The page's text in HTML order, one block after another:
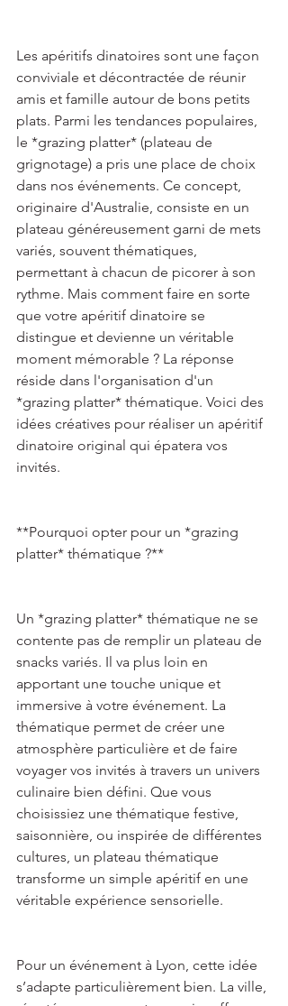
Les apéritifs dinatoires sont une façon
conviviale et décontractée de réunir
amis et famille autour de bons petits
plats. Parmi les tendances populaires,
le *grazing platter* (plateau de
grignotage) a pris une place de choix
dans nos événements. Ce concept,
originaire d'Australie, consiste en un
plateau généreusement garni de mets
variés, souvent thématiques,
permettant à chacun de picorer à son
rythme. Mais comment faire en sorte
que votre apéritif dinatoire se
distingue et devienne un véritable
moment mémorable ? La réponse
réside dans l'organisation d'un
*grazing platter* thématique. Voici des
idées créatives pour réaliser un apéritif
dinatoire original qui épatera vos
invités.
**Pourquoi opter pour un *grazing
platter* thématique ?**
Un *grazing platter* thématique ne se
contente pas de remplir un plateau de
snacks variés. Il va plus loin en
apportant une touche unique et
immersive à votre événement. La
thématique permet de créer une
atmosphère particulière et de faire
voyager vos invités à travers un univers
culinaire bien défini. Que vous
choisissiez une thématique festive,
saisonnière, ou inspirée de différentes
cultures, un plateau thématique
transforme un simple apéritif en une
véritable expérience sensorielle.
Pour un événement à Lyon, cette idée
s’adapte particulièrement bien. La ville,